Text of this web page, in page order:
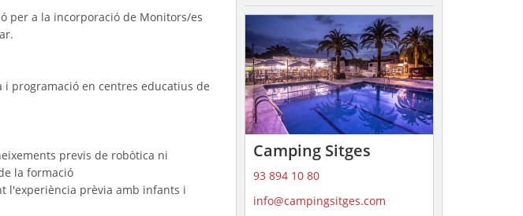
per a la incorporació de Monitors/es
programació en centres educatius de
previs de robòtica ni
la formació
l'experiència prèvia amb infants i
Camping Sitges
93 894 10 80
info@campingsitges.com